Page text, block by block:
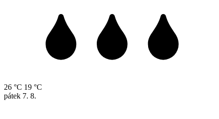
26 °C 19 °C
pátek 7. 8.